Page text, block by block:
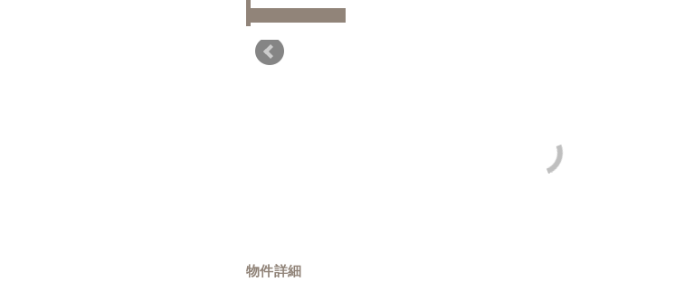
物件詳細